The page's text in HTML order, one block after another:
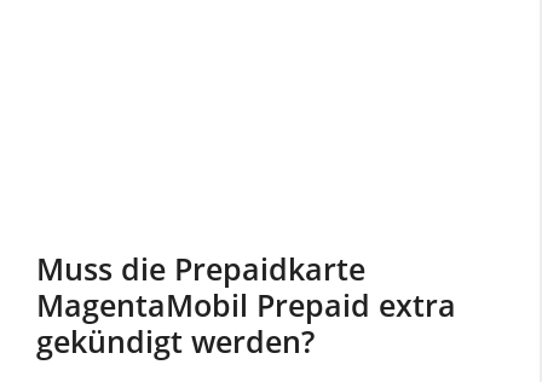
Muss die Prepaidkarte
MagentaMobil Prepaid extra
gekündigt werden?